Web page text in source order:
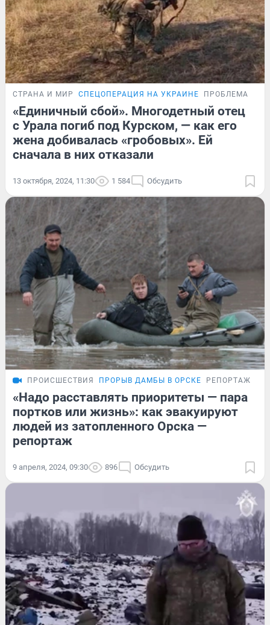
СТРАНА И МИР СПЕЦОПЕРАЦИЯ НА УКРАИНЕ ПРОБЛЕМА
«Единичный сбой». Многодетный отец
с Урала погиб под Курском, — как его
жена добивалась «гробовых». Ей
сначала в них отказали
13 октября, 2024, 11:30 1 584 Обсудить
ПРОИСШЕСТВИЯ ПРОРЫВ ДАМБЫ В ОРСКЕ РЕПОРТАЖ
«Надо расставлять приоритеты — пара
портков или жизнь»: как эвакуируют
людей из затопленного Орска —
репортаж
9 апреля, 2024, 09:30 896 Обсудить